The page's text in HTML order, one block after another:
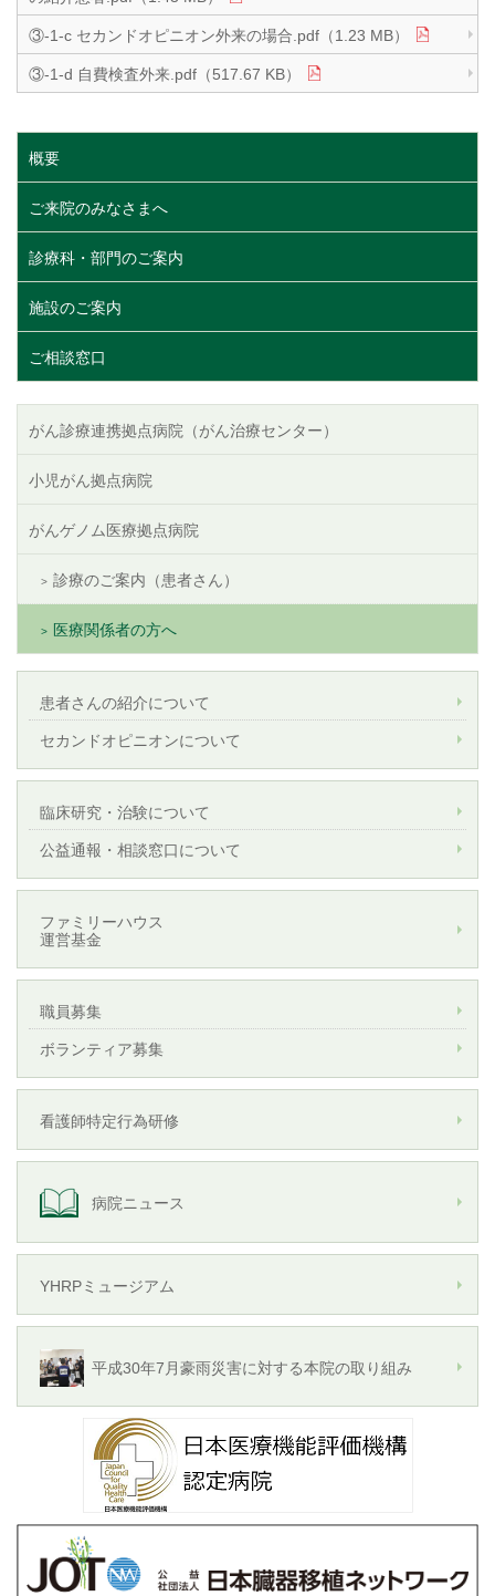
③-1-c セカンドオピニオン外来の場合.pdf（1.23 MB）
③-1-d 自費検査外来.pdf（517.67 KB）
概要
ご来院のみなさまへ
診療科・部門のご案内
施設のご案内
ご相談窓口
がん診療連携拠点病院（がん治療センター）
小児がん拠点病院
がんゲノム医療拠点病院
診療のご案内（患者さん）
医療関係者の方へ
患者さんの紹介について
セカンドオピニオンについて
臨床研究・治験について
公益通報・相談窓口について
ファミリーハウス
運営基金
職員募集
ボランティア募集
看護師特定行為研修
病院ニュース
YHRPミュージアム
平成30年7月豪雨災害に対する本院の取り組み